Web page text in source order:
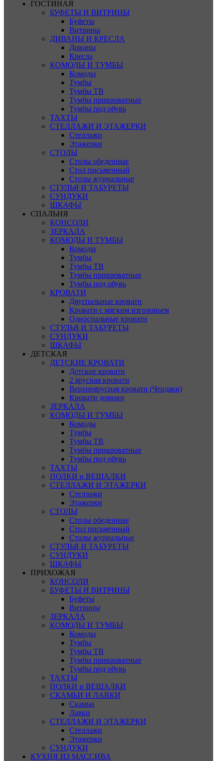
ГОСТИНАЯ
БУФЕТЫ И ВИТРИНЫ
Буфеты
Витрины
ДИВАНЫ И КРЕСЛА
Диваны
Кресла
КОМОДЫ И ТУМБЫ
Комоды
Тумбы
Тумбы ТВ
Тумбы прикроватные
Тумбы под обувь
ТАХТЫ
СТЕЛЛАЖИ И ЭТАЖЕРКИ
Стеллажи
Этажерки
СТОЛЫ
Столы обеденные
Стол письменный
Столы журнальные
СТУЛЬЯ И ТАБУРЕТЫ
СУНДУКИ
ШКАФЫ
СПАЛЬНЯ
КОНСОЛИ
ЗЕРКАЛА
КОМОДЫ И ТУМБЫ
Комоды
Тумбы
Тумбы ТВ
Тумбы прикроватные
Тумбы под обувь
КРОВАТИ
Двуспальные кровати
Кровати с мягким изголовьем
Односпальные кровати
СТУЛЬЯ И ТАБУРЕТЫ
СУНДУКИ
ШКАФЫ
ДЕТСКАЯ
ДЕТСКИЕ КРОВАТИ
Детские кровати
2 ярусная кровати
Верхнеярусная кровати (Чердаки)
Кровати домики
ЗЕРКАЛА
КОМОДЫ И ТУМБЫ
Комоды
Тумбы
Тумбы ТВ
Тумбы прикроватные
Тумбы под обувь
ТАХТЫ
ПОЛКИ и ВЕШАЛКИ
СТЕЛЛАЖИ И ЭТАЖЕРКИ
Стеллажи
Этажерки
СТОЛЫ
Столы обеденные
Стол письменный
Столы журнальные
СТУЛЬЯ И ТАБУРЕТЫ
СУНДУКИ
ШКАФЫ
ПРИХОЖАЯ
КОНСОЛИ
БУФЕТЫ И ВИТРИНЫ
Буфеты
Витрины
ЗЕРКАЛА
КОМОДЫ И ТУМБЫ
Комоды
Тумбы
Тумбы ТВ
Тумбы прикроватные
Тумбы под обувь
ТАХТЫ
ПОЛКИ и ВЕШАЛКИ
СКАМЬИ И ЛАВКИ
Скамьи
Лавки
СТЕЛЛАЖИ И ЭТАЖЕРКИ
Стеллажи
Этажерки
СУНДУКИ
КУХНЯ ИЗ МАССИВА